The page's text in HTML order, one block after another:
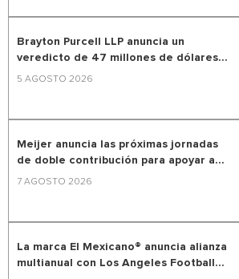
Brayton Purcell LLP anuncia un
veredicto de 47 millones de dólares...
5 AGOSTO 2026
Meijer anuncia las próximas jornadas
de doble contribución para apoyar a...
7 AGOSTO 2026
La marca El Mexicano® anuncia alianza
multianual con Los Angeles Football...